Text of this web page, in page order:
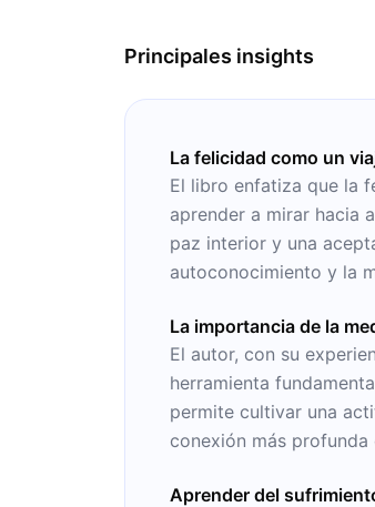
Principales insights
La felicidad como un
El libro enfatiza que la
aprender a mirar hacia
paz interior y una
autoconocimiento y la
La importancia de la
El autor, con su
herramienta
permite cultivar una
conexión más
Aprender del